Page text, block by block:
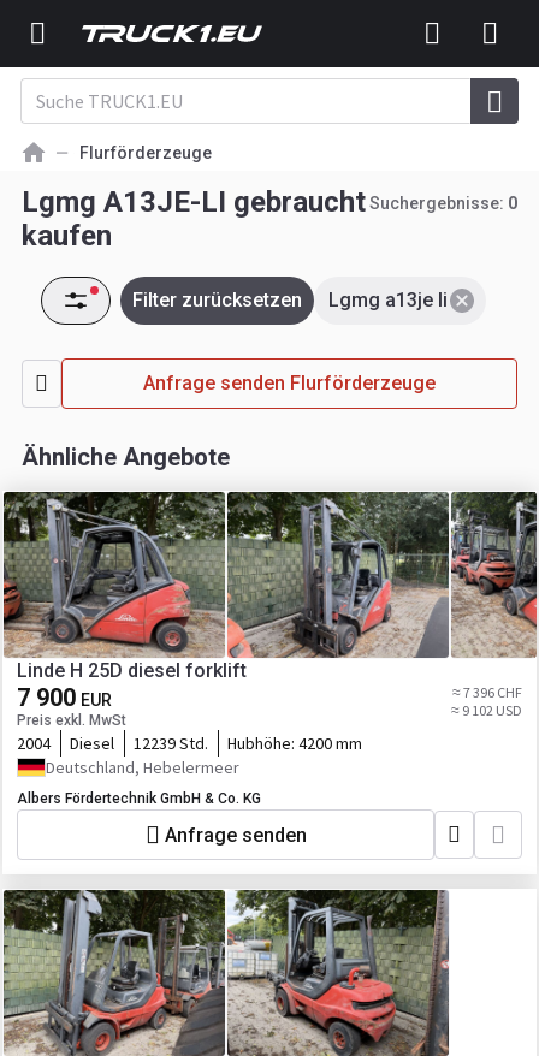
Flurförderzeuge
Lgmg A13JE-LI gebraucht
kaufen
Suchergebnisse: 0
Lgmg a13je li
Filter zurücksetzen
Anfrage senden Flurförderzeuge
Ähnliche Angebote
Linde H 25D diesel forklift
7 900 EUR
Preis exkl. MwSt
≈ 7 396 CHF
≈ 9 102 USD
2004 Diesel 12239 Std. Hubhöhe: 4200 mm
Deutschland, Hebelermeer
Albers Fördertechnik GmbH & Co. KG
Anfrage senden